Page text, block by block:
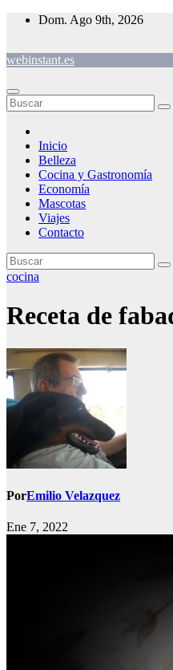
Saltar
Dom. Ago 9th, 2026
webinstant.es
Inicio
Belleza
Cocina y Gastronomía
Economía
Mascotas
Viajes
Contacto
cocina
Receta de
PorEmilio Velazquez
Ene 7, 2022